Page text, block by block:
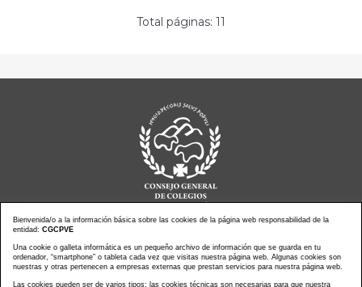
Total páginas: 11
Noticias actualidad
Agenda de Actos
Revistas
PressClip
Multimedias
Contacto
Bienvenida/o a la información básica sobre las cookies de la página web responsabilidad de la
entidad: CGCPVE
Una cookie o galleta informática es un pequeño archivo de información que se guarda en tu
ordenador, “smartphone” o tableta cada vez que visitas nuestra página web. Algunas cookies son
nuestras y otras pertenecen a empresas externas que prestan servicios para nuestra página web.
Las cookies pueden ser de varios tipos: las cookies técnicas son necesarias para que nuestra